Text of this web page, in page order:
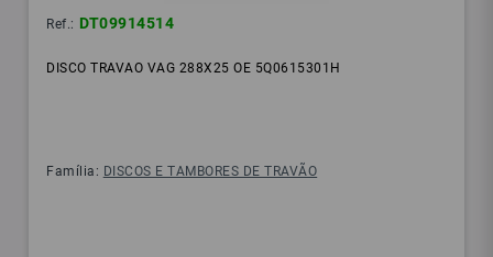
Ref.: DT09914514
DISCO TRAVAO VAG 288X25 OE 5Q0615301H
Família: DISCOS E TAMBORES DE TRAVÃO